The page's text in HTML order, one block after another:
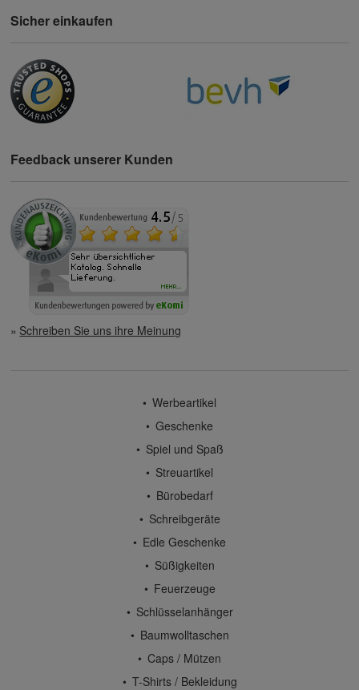
Sicher einkaufen
Feedback unserer Kunden
Schreiben Sie uns ihre Meinung
Werbeartikel
Geschenke
Spiel und Spaß
Streuartikel
Bürobedarf
Schreibgeräte
Edle Geschenke
Süßigkeiten
Feuerzeuge
Schlüsselanhänger
Baumwolltaschen
Caps / Mützen
T-Shirts / Bekleidung